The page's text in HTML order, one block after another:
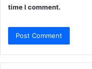
time I comment.